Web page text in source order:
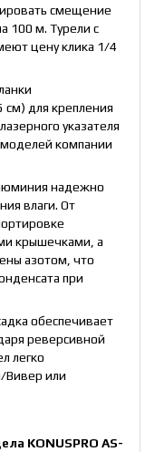
смещение
100 м. Турели с
цену клика 1/4
см) для крепления
указателя
компании
надежно
влаги. От
крышечками, а
азотом, что
при
обеспечивает
реверсивной
легко
Вивер или
KONUSPRO AS-